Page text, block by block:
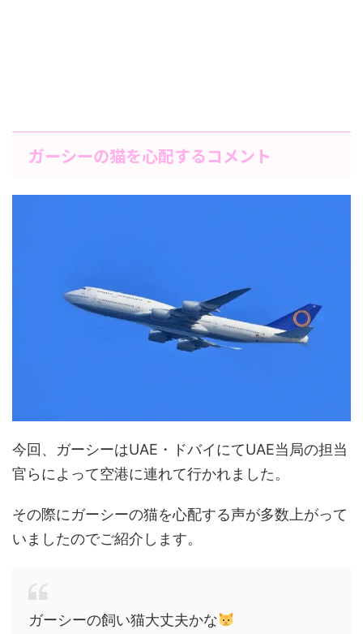
ガーシーの猫を心配するコメント
今回、ガーシーはUAE・ドバイにてUAE当局の担当
官らによって空港に連れて行かれました。
その際にガーシーの猫を心配する声が多数上がって
いましたのでご紹介します。
ガーシーの飼い猫大丈夫かな